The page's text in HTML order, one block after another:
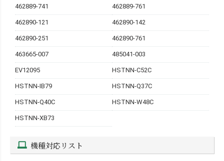
462889-741 462889-761
462890-121 462890-142
462890-251 462890-761
463665-007 485041-003
EV12095 HSTNN-C52C
HSTNN-IB79 HSTNN-Q37C
HSTNN-Q40C HSTNN-W48C
HSTNN-XB73
機種対応リスト